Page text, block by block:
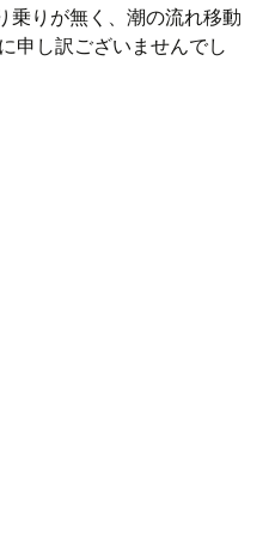
乗りが無く、潮の流れ移動
申し訳ございませんでし